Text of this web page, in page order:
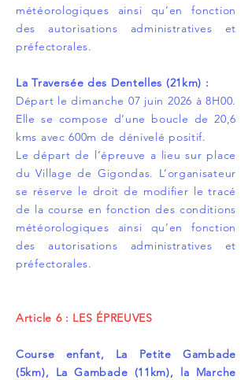
météorologiques ainsi qu’en fonction
des autorisations administratives et
préfectorales.
La Traversée des Dentelles (21km) :
Départ le dimanche 07 juin 2026 à 8H00.
Elle se compose d’une boucle de 20,6
kms avec 600m de dénivelé positif.
Le départ de l’épreuve a lieu sur place
du Village de Gigondas. L’organisateur
se réserve le droit de modifier le tracé
de la course en fonction des conditions
météorologiques ainsi qu’en fonction
des autorisations administratives et
préfectorales.
Article 6 : LES ÉPREUVES
Course enfant, La Petite Gambade
(5km), La Gambade (11km), la Marche